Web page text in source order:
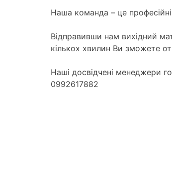
Наша команда – це
Відправивши нам вихідний
кількох хвилин Ви зможете
Наші досвідчені менеджери
0992617882